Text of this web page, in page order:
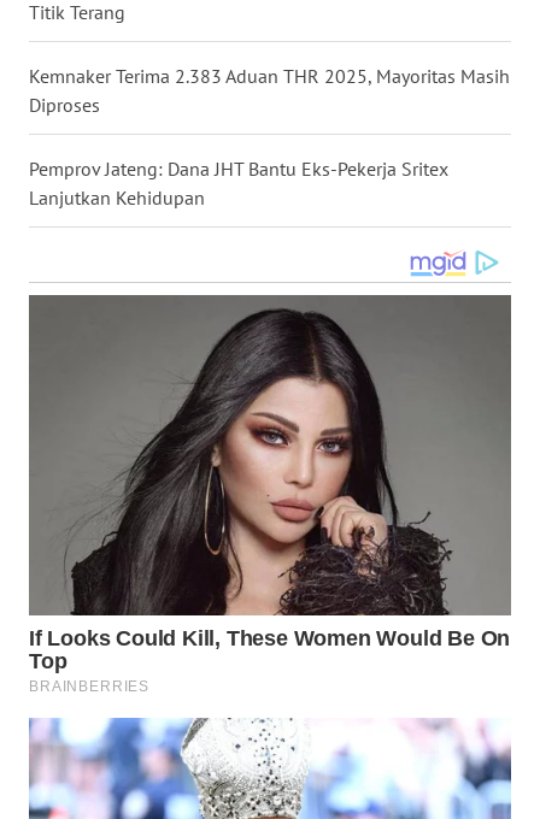
Titik Terang
Kemnaker Terima 2.383 Aduan THR 2025, Mayoritas Masih
Diproses
Pemprov Jateng: Dana JHT Bantu Eks-Pekerja Sritex
Lanjutkan Kehidupan
WN
WN
JATIM
WN
KALTENG
WN
KALTARA
WN
KALSEL
WN
KALTIM